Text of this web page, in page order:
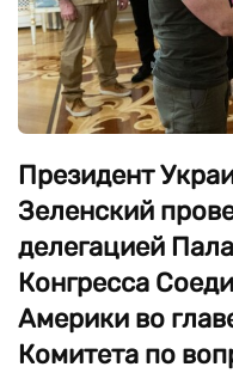
Президент
Зеленский
делегацией
Конгресса
Америки во
Комитета по